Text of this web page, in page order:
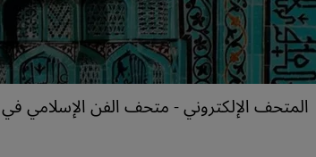
المتحف الإلكتروني - متحف الفن الإسلامي في